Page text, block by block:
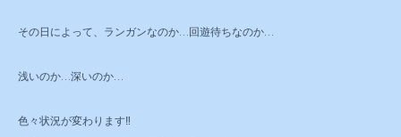
その日によって、ランガンなのか…回遊待ちなのか…
浅いのか…深いのか…
色々状況が変わります‼️